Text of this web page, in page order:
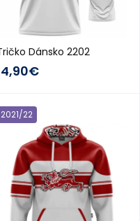
Dánsko 2202
2021/22